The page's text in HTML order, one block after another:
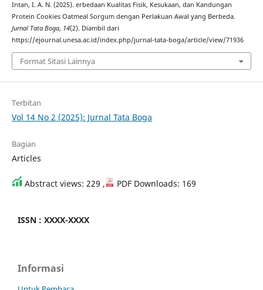
Intan, I. A. N. (2025). erbedaan Kualitas Fisik, Kesukaan, dan Kandungan
Protein Cookies Oatmeal Sorgum dengan Perlakuan Awal yang Berbeda.
Jurnal Tata Boga, 14(2). Diambil dari
https://ejournal.unesa.ac.id/index.php/jurnal-tata-boga/article/view/71936
Format Sitasi Lainnya
Terbitan
Vol 14 No 2 (2025): Jurnal Tata Boga
Bagian
Articles
Abstract views: 229 , PDF Downloads: 169
ISSN : XXXX-XXXX
Informasi